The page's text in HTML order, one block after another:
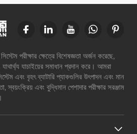
পরীক্ষার ক্ষেত্রে বিশেষজ্ঞতা অর্জন করেছে,
যাথার্থ্য যাচাইয়ের সমাধান প্রদান করে। আমরা
এবং বৃহৎ ব্যাটারি প্যাকগুলির উৎপাদন এবং মান
স্বয়ংক্রিয় এবং বুদ্ধিমান পেশাদার পরীক্ষার সরঞ্জাম